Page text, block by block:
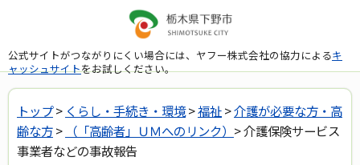
公式サイトがつながりにくい場合には、ヤフー株式会社の協力によるキ
ャッシュサイトをお試しください。
トップ> くらし・手続き・環境>福祉>介護が必要な方・高
齢な方> （「高齢者」ＵＭへのリンク） > 介護保険サービス
事業者などの事故報告